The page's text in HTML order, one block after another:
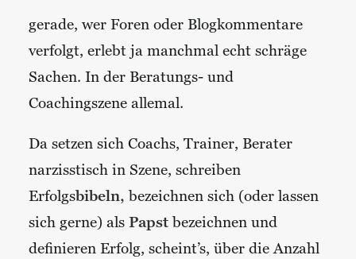
gerade, wer Foren oder Blogkommentare
verfolgt, erlebt ja manchmal echt schräge
Sachen. In der Beratungs- und
Coachingszene allemal.
Da setzen sich Coachs, Trainer, Berater
narzisstisch in Szene, schreiben
Erfolgsbibeln, bezeichnen sich (oder lassen
sich gerne) als Papst bezeichnen und
definieren Erfolg, scheint’s, über die Anzahl